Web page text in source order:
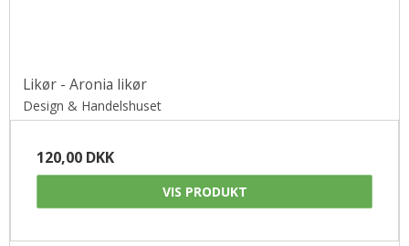
Likør - Aronia likør
Design & Handelshuset
120,00 DKK
VIS PRODUKT